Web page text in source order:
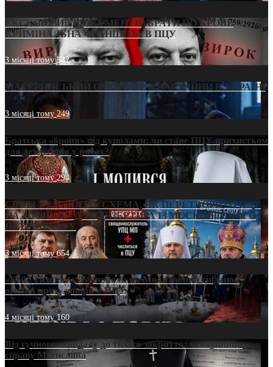
ЕКСКЛЮЗИВ (ДОКУМЕНТИ)/БРАТИ ПО КРОВІ:
КРИМІНАЛЬНА ФРАНШИЗА В ПЦУ
3 місяці тому542
МАТЕРИНСЬКИЙ ОМОРФОР В ЧАС ВІЙНИ В УКРАЇНІ
3 місяці тому249
Братська «броня» під куполами: чи стане ПЦУ прихистком
для дезертирів у рясах?
3 місяці тому294
СВЯТІ УХИЛЯНТИ: СХЕМА, ЯК ПЕРЕТВОРИТИ ПЦУ
НА «ОФШОР» ДЛЯ ДЕЗЕРТИРА ІЗ МОСКОВСЬКОГО
ПАТРІАРХАТУ
3 місяці тому654
«Кейс Тихона» у Тернополі: як Молитовний сніданок
оголив кризу довіри в ПЦУ
4 місяці тому160
Від гучного скандалу до тихого закриття: хто зупинив
справу Мстислава